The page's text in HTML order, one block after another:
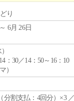
り
6月 26日
）
：30／14：50～16：10
）
分割支払：4回分）×3